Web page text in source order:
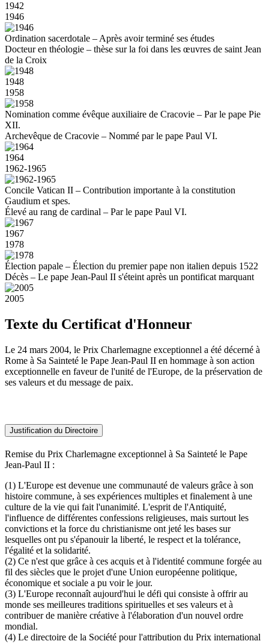
1942
1946
Ordination sacerdotale – Après avoir terminé ses études
Docteur en théologie – thèse sur la foi dans les œuvres de saint Jean
de la Croix
1948
1958
Nomination comme évêque auxiliaire de Cracovie – Par le pape Pie
XII.
Archevêque de Cracovie – Nommé par le pape Paul VI.
1964
1962-1965
Concile Vatican II – Contribution importante à la constitution
Gaudium et spes.
Élevé au rang de cardinal – Par le pape Paul VI.
1967
1978
Élection papale – Élection du premier pape non italien depuis 1522
Décès – Le pape Jean-Paul II s'éteint après un pontificat marquant
2005
Texte du Certificat d'Honneur
Le 24 mars 2004, le Prix Charlemagne exceptionnel a été décerné à
Rome à Sa Sainteté le Pape Jean-Paul II en hommage à son action
exceptionnelle en faveur de l'unité de l'Europe, de la préservation de
ses valeurs et du message de paix.
Justification du Directoire
Remise du Prix Charlemagne exceptionnel à Sa Sainteté le Pape
Jean-Paul II :
(1) L'Europe est devenue une communauté de valeurs grâce à son
histoire commune, à ses expériences multiples et finalement à une
culture de la vie qui fait l'unanimité. L'esprit de l'Antiquité,
l'influence de différentes confessions religieuses, mais surtout les
convictions et la force du christianisme ont jeté les bases sur
lesquelles ont pu s'épanouir la liberté, le respect et la tolérance,
l'égalité et la solidarité.
(2) Ce n'est que grâce à ces acquis et à l'identité commune forgée au
fil des siècles que le projet d'une Union européenne politique,
économique et sociale a pu voir le jour.
(3) L'Europe reconnaît aujourd'hui le défi qui consiste à offrir au
monde ses meilleures traditions spirituelles et ses valeurs et à
contribuer de manière créative à l'élaboration d'un nouvel ordre
mondial.
(4) Le directoire de la Société pour l'attribution du Prix international